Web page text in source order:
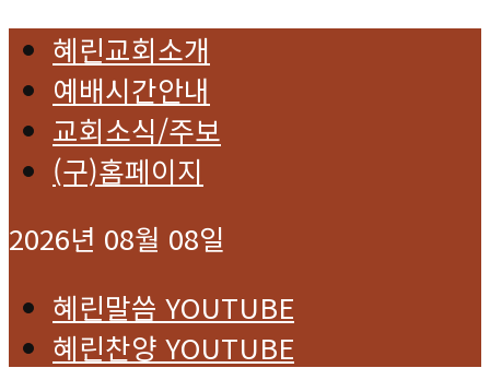
혜린교회소개
예배시간안내
교회소식/주보
(구)홈페이지
2026년 08월 08일
혜린말씀 YOUTUBE
혜린찬양 YOUTUBE